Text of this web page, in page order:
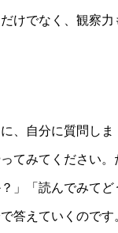
けでなく、観察力
、自分に質問しま
てみてください。
」「読んでみてど
答えていくのです